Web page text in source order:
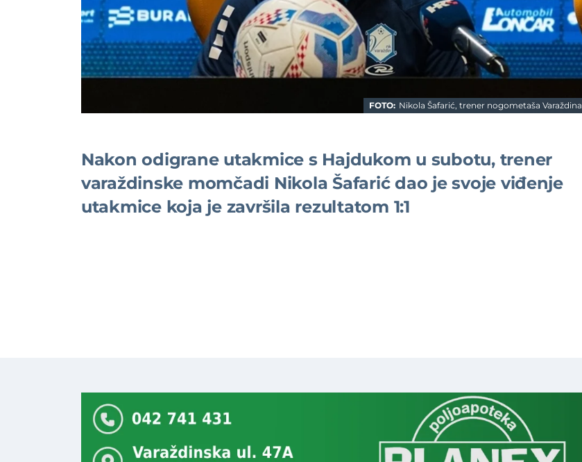
FOTO: Nikola Šafarić, trener nogometaša Varaždina
Nakon odigrane utakmice s Hajdukom u subotu, trener
varaždinske momčadi Nikola Šafarić dao je svoje viđenje
utakmice koja je završila rezultatom 1:1